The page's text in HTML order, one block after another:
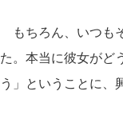
もちろん、いつも
た。本当に彼女がど
う」ということに、